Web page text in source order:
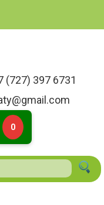
(727) 397 6731
0